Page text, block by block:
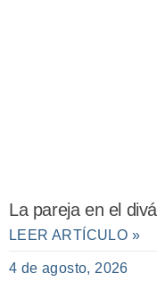
La pareja en el
LEER ARTÍCULO »
4 de agosto, 2026